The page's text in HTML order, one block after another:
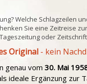
Welche Schlagzeilen
Sie eine Zeitreise
oder Zeitschrift
Original - kein
genau vom30. Mai
ideale Ergänzung zur